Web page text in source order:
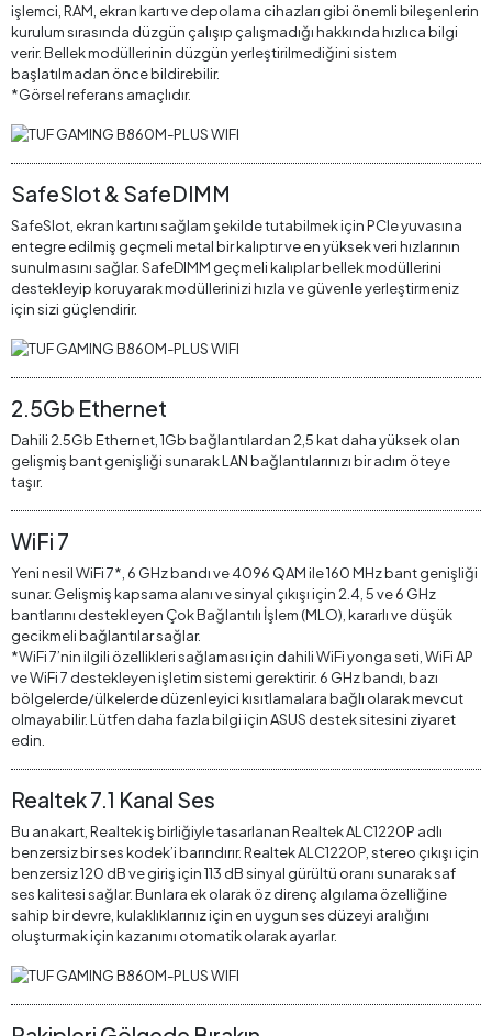
işlemci, RAM, ekran kartı ve depolama cihazları gibi önemli bileşenlerin
kurulum sırasında düzgün çalışıp çalışmadığı hakkında hızlıca bilgi
verir. Bellek modüllerinin düzgün yerleştirilmediğini sistem
başlatılmadan önce bildirebilir.
*Görsel referans amaçlıdır.
SafeSlot & SafeDIMM
SafeSlot, ekran kartını sağlam şekilde tutabilmek için PCIe yuvasına
entegre edilmiş geçmeli metal bir kalıptır ve en yüksek veri hızlarının
sunulmasını sağlar. SafeDIMM geçmeli kalıplar bellek modüllerini
destekleyip koruyarak modüllerinizi hızla ve güvenle yerleştirmeniz
için sizi güçlendirir.
2.5Gb Ethernet
Dahili 2.5Gb Ethernet, 1Gb bağlantılardan 2,5 kat daha yüksek olan
gelişmiş bant genişliği sunarak LAN bağlantılarınızı bir adım öteye
taşır.
WiFi 7
Yeni nesil WiFi 7*, 6 GHz bandı ve 4096 QAM ile 160 MHz bant genişliği
sunar. Gelişmiş kapsama alanı ve sinyal çıkışı için 2.4, 5 ve 6 GHz
bantlarını destekleyen Çok Bağlantılı İşlem (MLO), kararlı ve düşük
gecikmeli bağlantılar sağlar.
*WiFi 7’nin ilgili özellikleri sağlaması için dahili WiFi yonga seti, WiFi AP
ve WiFi 7 destekleyen işletim sistemi gerektirir. 6 GHz bandı, bazı
bölgelerde/ülkelerde düzenleyici kısıtlamalara bağlı olarak mevcut
olmayabilir. Lütfen daha fazla bilgi için ASUS destek sitesini ziyaret
edin.
Realtek 7.1 Kanal Ses
Bu anakart, Realtek iş birliğiyle tasarlanan Realtek ALC1220P adlı
benzersiz bir ses kodek’i barındırır. Realtek ALC1220P, stereo çıkışı için
benzersiz 120 dB ve giriş için 113 dB sinyal gürültü oranı sunarak saf
ses kalitesi sağlar. Bunlara ek olarak öz direnç algılama özelliğine
sahip bir devre, kulaklıklarınız için en uygun ses düzeyi aralığını
oluşturmak için kazanımı otomatik olarak ayarlar.